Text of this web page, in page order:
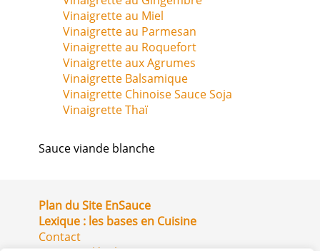
Vinaigrette au Miel
Vinaigrette au Parmesan
Vinaigrette au Roquefort
Vinaigrette aux Agrumes
Vinaigrette Balsamique
Vinaigrette Chinoise Sauce Soja
Vinaigrette Thaï
Sauce viande blanche
Plan du Site EnSauce
Lexique : les bases en Cuisine
Contact